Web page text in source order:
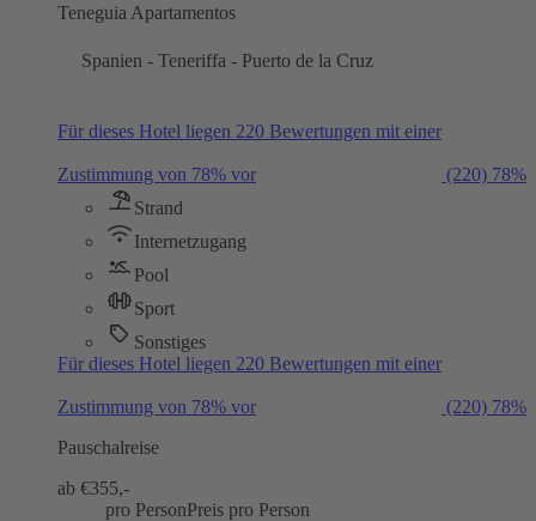
Teneguia Apartamentos
Spanien - Teneriffa - Puerto de la Cruz
Für dieses Hotel liegen 220 Bewertungen mit einer
Zustimmung von 78% vor (220) 78%
Strand
Internetzugang
Pool
Sport
Sonstiges
Für dieses Hotel liegen 220 Bewertungen mit einer
Zustimmung von 78% vor (220) 78%
Pauschalreise
ab €355,-
pro PersonPreis pro Person